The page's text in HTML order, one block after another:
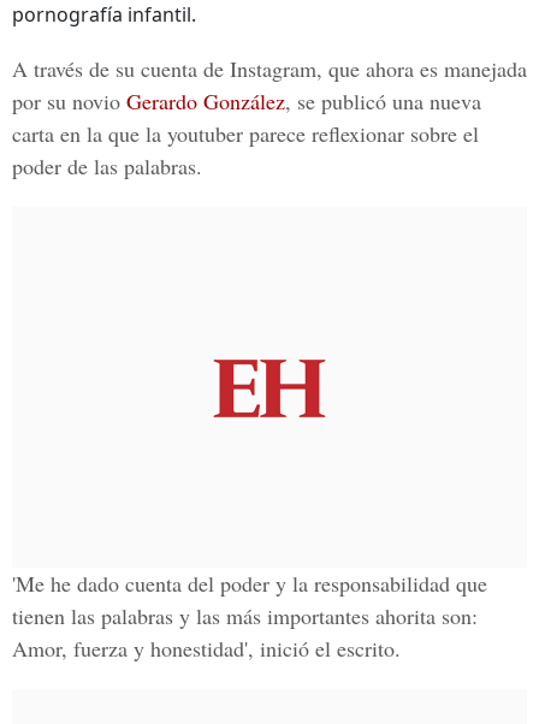
pornografía infantil.
A través de su cuenta de Instagram, que ahora es manejada
por su novio Gerardo González, se publicó una nueva
carta en la que la youtuber parece reflexionar sobre el
poder de las palabras.
'Me he dado cuenta del poder y la responsabilidad que
tienen las palabras y las más importantes ahorita son:
Amor, fuerza y honestidad', inició el escrito.